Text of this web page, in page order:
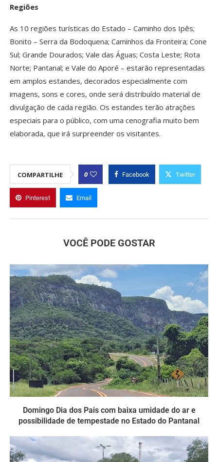
Regiões
As 10 regiões turísticas do Estado – Caminho dos Ipês;
Bonito – Serra da Bodoquena; Caminhos da Fronteira; Cone
Sul; Grande Dourados; Vale das Águas; Costa Leste; Rota
Norte; Pantanal; e Vale do Aporé – estarão representadas
em amplos estandes, decorados especialmente com
imagens, sons e cores, onde será distribuído material de
divulgação de cada região. Os estandes terão atrações
especiais para o público, com uma cenografia muito bem
elaborada, que irá surpreender os visitantes.
COMPARTILHE 0 Facebook Twitter
Pinterest Email
VOCÊ PODE GOSTAR
Domingo Dia dos Pais com baixa umidade do ar e
possibilidade de tempestade no Estado do Pantanal